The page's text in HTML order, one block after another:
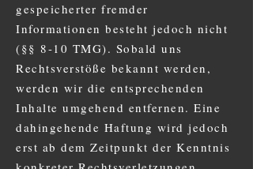
gespeicherter fremder
Informationen besteht jedoch nicht
(§§ 8-10 TMG). Sobald uns
Rechtsverstöße bekannt werden,
werden wir die entsprechenden
Inhalte umgehend entfernen. Eine
dahingehende Haftung wird jedoch
erst ab dem Zeitpunkt der Kenntnis